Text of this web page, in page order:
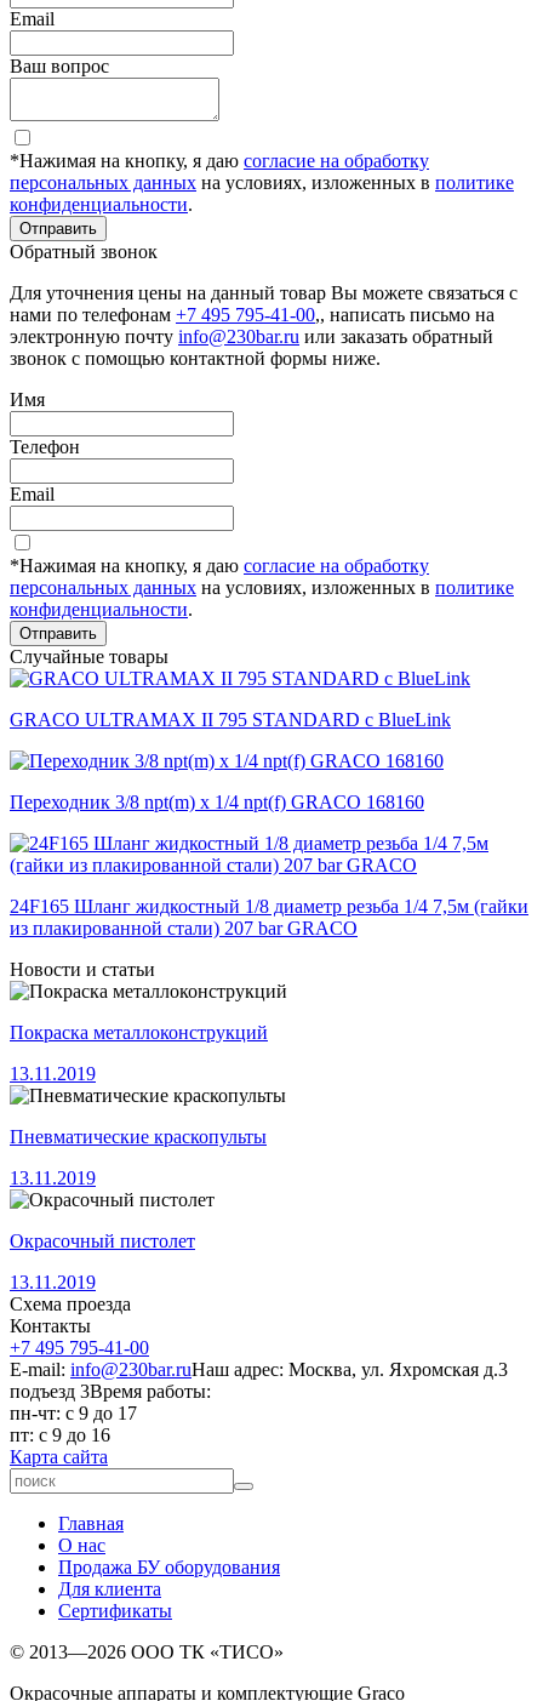
Email
Ваш вопрос
*Нажимая на кнопку, я даю согласие на обработку
персональных данных на условиях, изложенных в политике
конфиденциальности.
Отправить
Обратный звонок
Для уточнения цены на данный товар Вы можете связаться с
нами по телефонам +7 495 795-41-00,, написать письмо на
электронную почту info@230bar.ru или заказать обратный
звонок с помощью контактной формы ниже.
Имя
Телефон
Email
*Нажимая на кнопку, я даю согласие на обработку
персональных данных на условиях, изложенных в политике
конфиденциальности.
Отправить
Случайные товары
GRACO ULTRAMAX II 795 STANDARD с BlueLink
Переходник 3/8 npt(m) x 1/4 npt(f) GRACO 168160
24F165 Шланг жидкостный 1/8 диаметр резьба 1/4 7,5м (гайки
из плакированной стали) 207 bar GRACO
Новости и статьи
Покраска металлоконструкций
13.11.2019
Пневматические краскопульты
13.11.2019
Окрасочный пистолет
13.11.2019
Схема проезда
Контакты
+7 495 795-41-00
E-mail: info@230bar.ruНаш адрес: Москва, ул. Яхромская д.3
подъезд 3Время работы:
пн-чт: с 9 до 17
пт: с 9 до 16
Карта сайта
Главная
О нас
Продажа БУ оборудования
Для клиента
Сертификаты
© 2013—2026 ООО ТК «ТИСО»
Окрасочные аппараты и комплектующие Graco